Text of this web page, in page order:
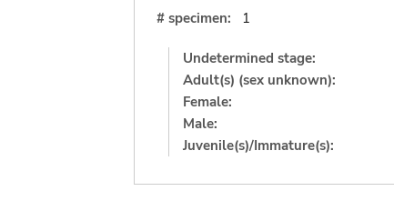
# specimen:
1
Undetermined stage:
Adult(s) (sex unknown):
Female:
Male:
Juvenile(s)/Immature(s):